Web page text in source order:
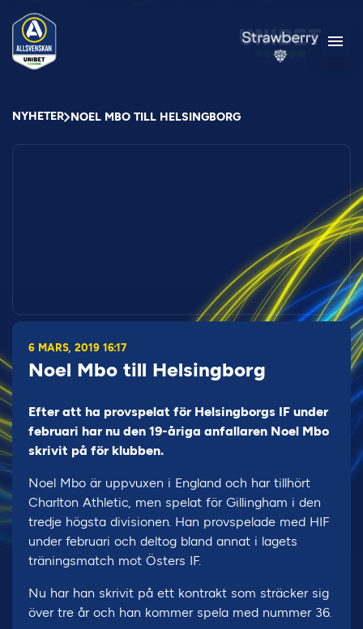
NYHETER NOEL MBO TILL HELSINGBORG
6 MARS, 2019 16:17
Noel Mbo till Helsingborg
Efter att ha provspelat för Helsingborgs IF under
februari har nu den 19-åriga anfallaren Noel Mbo
skrivit på för klubben.
Noel Mbo är uppvuxen i England och har tillhört
Charlton Athletic, men spelat för Gillingham i den
tredje högsta divisionen. Han provspelade med HIF
under februari och deltog bland annat i lagets
träningsmatch mot Östers IF.
Nu har han skrivit på ett kontrakt som sträcker sig
över tre år och han kommer spela med nummer 36.